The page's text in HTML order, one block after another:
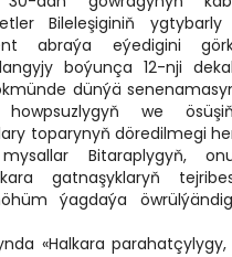
Bileleşiginiň ygtybarly
abraýa eýedigini
boýunça 12-nji
dünýä
howpsuzlygyň we
toparynyň döredilmegi
Bitaraplygyň,
gatnaşyklaryň
ýagdaýa
«Halkara